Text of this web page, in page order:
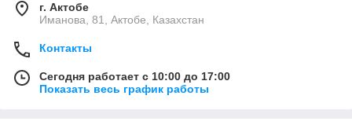
г. Актобе
Иманова, 81, Актобе, Казахстан
Контакты
Сегодня работает с 10:00 до 17:00
Показать весь график работы